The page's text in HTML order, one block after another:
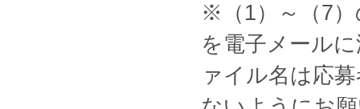
※（1）～（7
を電子メール
ァイル名は応